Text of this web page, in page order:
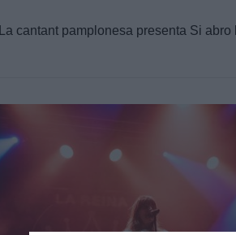
La cantant pamplonesa presenta Si